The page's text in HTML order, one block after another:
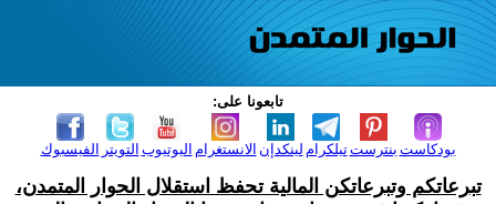
تابعونا على:
الفيسبوك التويتر اليوتيوب الانستغرام لينكدإن تيلكرامبنترست بودكاست
تبرعاتكم وتبرعاتكن المالية تحفظ استقلال الحوار المتمدن،